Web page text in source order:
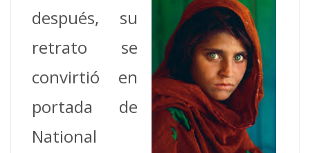
después, su
retrato se
convirtió en
portada de
National